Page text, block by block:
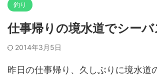
釣り
仕事帰りの境水道でシーバ
2014年3月5日
昨日の仕事帰り、久しぶりに境水道